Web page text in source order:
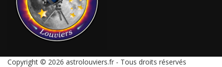
Copyright © 2026 astrolouviers.fr - Tous droits réservés